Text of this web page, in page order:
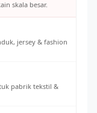
skala besar.
jersey & fashion
pabrik tekstil &